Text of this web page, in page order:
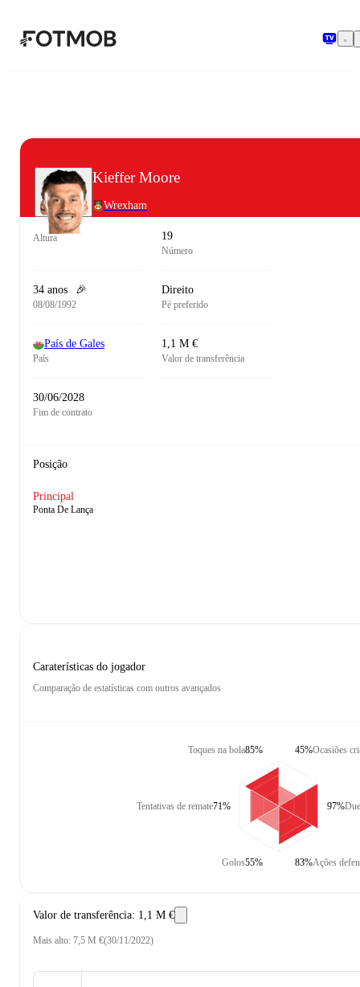
Kieffer Moore
Wrexham
Altura 19
Número
34 anos 🎉
08/08/1992
Direito
Pé preferido
País de Gales
País
1,1 M €
Valor de transferência
30/06/2028
Fim de contrato
Posição
Principal
Ponta De Lança
Caraterísticas do jogador
Comparação de estatísticas com outros avançados
Toques na bola85%
Tentativas de remate71%
Golos55%
Ocasiões
45%
97%
Ações
83%
Valor de transferência: 1,1 M €
Mais alto: 7,5 M €(30/11/2022)